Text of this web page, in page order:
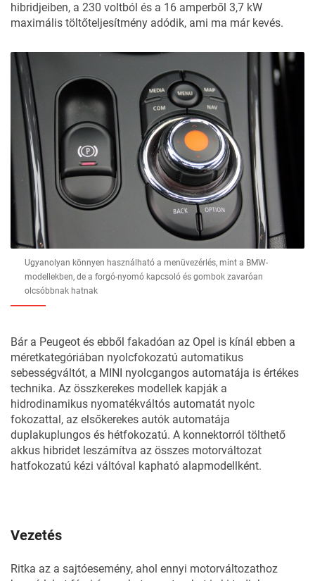
hibridjeiben, a 230 voltból és a 16 amperből 3,7 kW
maximális töltőteljesítmény adódik, ami ma már kevés.
Ugyanolyan könnyen használható a menüvezérlés, mint a BMW-
modellekben, de a forgó-nyomó kapcsoló és gombok zavaróan
olcsóbbnak hatnak
Bár a Peugeot és ebből fakadóan az Opel is kínál ebben a
méretkategóriában nyolcfokozatú automatikus
sebességváltót, a MINI nyolcgangos automatája is értékes
technika. Az összkerekes modellek kapják a
hidrodinamikus nyomatékváltós automatát nyolc
fokozattal, az elsőkerekes autók automatája
duplakuplungos és hétfokozatú. A konnektorról tölthető
akkus hibridet leszámítva az összes motorváltozat
hatfokozatú kézi váltóval kapható alapmodellként.
Vezetés
Ritka az a sajtóesemény, ahol ennyi motorváltozathoz